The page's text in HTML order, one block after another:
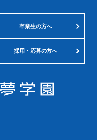
卒業生の方へ
採用・応募の方へ